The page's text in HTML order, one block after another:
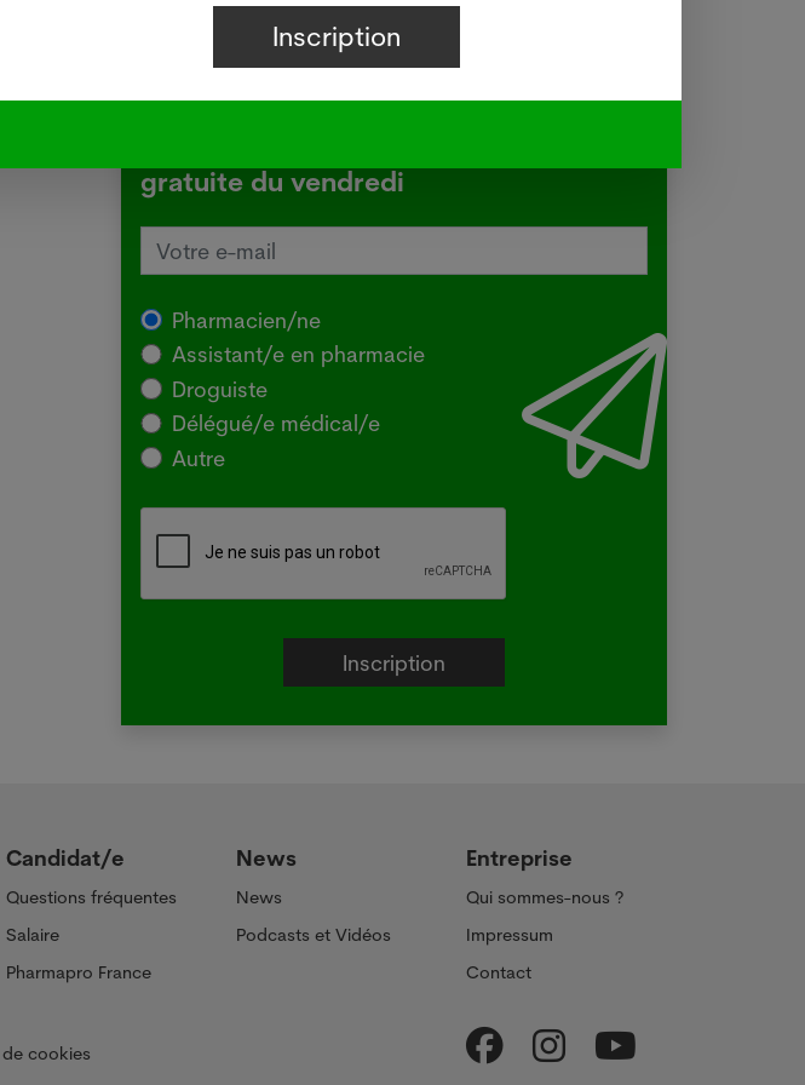
L'Australie confirme une transmission
locale de la grippe aviaire
SYDNEY - La ministre australienne de
l'Agriculture a confirmé mercredi que la
souche H5 de la grippe aviaire, identifiée
pour la première fois dans le pays en juin
chez un oiseau migrateur,...
Lire plus
gratuite du vendredi
Pharmacien/ne
Assistant/e en pharmacie
Droguiste
Délégué/e médical/e
Autre
Candidat/e
Questions fréquentes
Salaire
Pharmapro France
News
News
Podcasts et Vidéos
Entreprise
Qui sommes-nous ?
Impressum
Contact
cookies